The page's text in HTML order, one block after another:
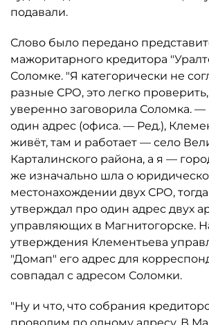
подавали.
Слово было передано
мажоритарного кредитора
Соломке. "Я категорически не
разные СРО, это легко
уверенно заговорила Соломка. —
один адрес (офиса. — Ред.),
живёт, там и работает — село
Карталинского района, а я —
же изначально шла о
местонахождении двух СРО, тогда
утверждал про один адрес двух
управляющих в Магнитогорске.
утверждения Клементьева
"Домап" его адрес для
совпадал с адресом Соломки.
"Ну и что, что собрания